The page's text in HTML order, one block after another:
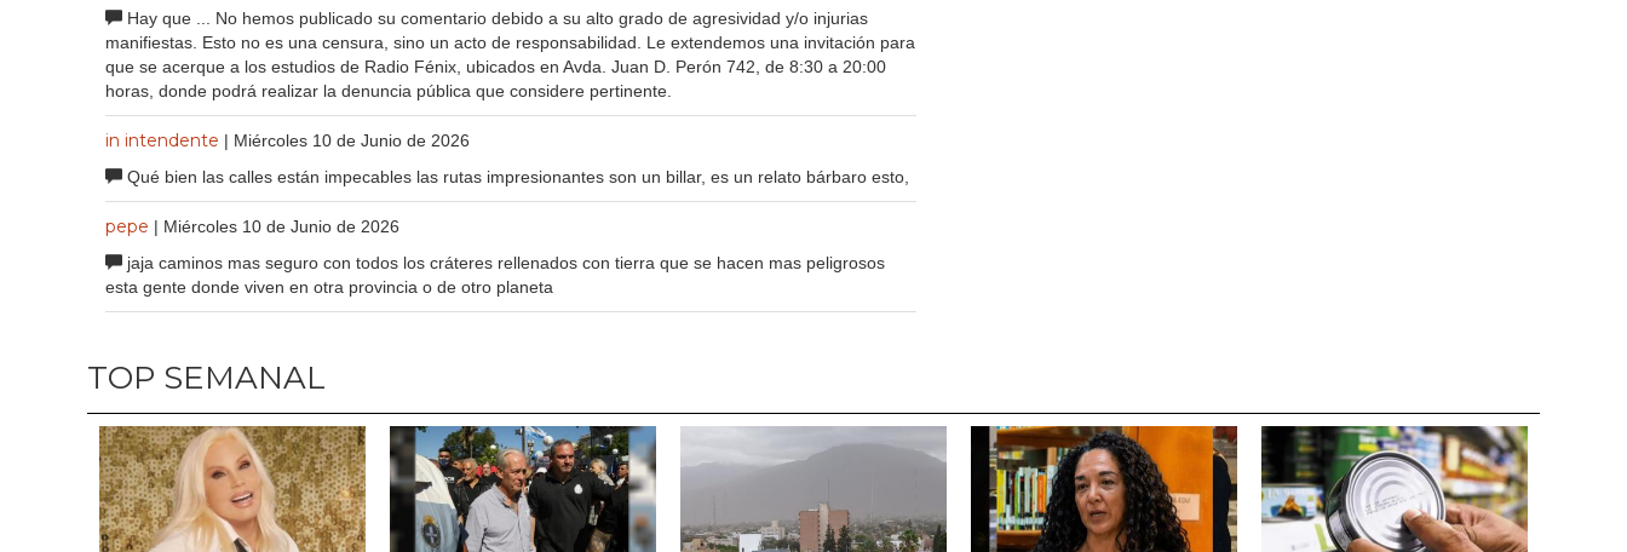
Hay que ... No hemos publicado su comentario debido a su alto grado de agresividad y/o injurias
manifiestas. Esto no es una censura, sino un acto de responsabilidad. Le extendemos una invitación para
que se acerque a los estudios de Radio Fénix, ubicados en Avda. Juan D. Perón 742, de 8:30 a 20:00
horas, donde podrá realizar la denuncia pública que considere pertinente.
in intendente | Miércoles 10 de Junio de 2026
Qué bien las calles están impecables las rutas impresionantes son un billar, es un relato bárbaro esto,
pepe | Miércoles 10 de Junio de 2026
jaja caminos mas seguro con todos los cráteres rellenados con tierra que se hacen mas peligrosos
esta gente donde viven en otra provincia o de otro planeta
TOP SEMANAL